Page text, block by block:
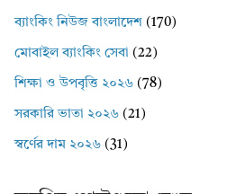
ব্যাংকিং নিউজ বাংলাদেশ (170)
মোবাইল ব্যাংকিং সেবা (22)
শিক্ষা ও উপবৃত্তি ২০২৬ (78)
সরকারি ভাতা ২০২৬ (21)
স্বর্ণের দাম ২০২৬ (31)